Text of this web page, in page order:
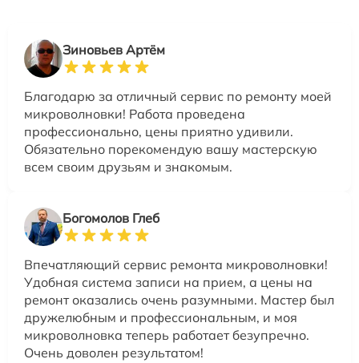
Зиновьев Артём
Благодарю за отличный сервис по ремонту моей
микроволновки! Работа проведена
профессионально, цены приятно удивили.
Обязательно порекомендую вашу мастерскую
всем своим друзьям и знакомым.
Богомолов Глеб
Впечатляющий сервис ремонта микроволновки!
Удобная система записи на прием, а цены на
ремонт оказались очень разумными. Мастер был
дружелюбным и профессиональным, и моя
микроволновка теперь работает безупречно.
Очень доволен результатом!